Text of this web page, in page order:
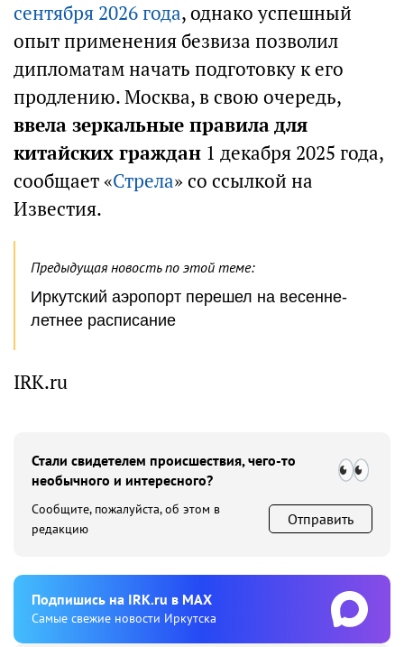
сентября 2026 года, однако успешный
опыт применения безвиза позволил
дипломатам начать подготовку к его
продлению. Москва, в свою очередь,
ввела зеркальные правила для
китайских граждан 1 декабря 2025 года,
сообщает «Стрела» со ссылкой на
Известия.
Предыдущая новость по этой теме:
Иркутский аэропорт перешел на весенне-
летнее расписание
IRK.ru
Стали свидетелем происшествия, чего-то
необычного и интересного?
Сообщите, пожалуйста, об этом в
редакцию
Отправить
Подпишиcь на IRK.ru в MAX
Cамые свежие новости Иркутска